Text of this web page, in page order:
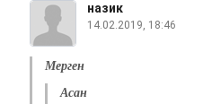
назик
14.02.2019, 18:46
Мерген
Асан